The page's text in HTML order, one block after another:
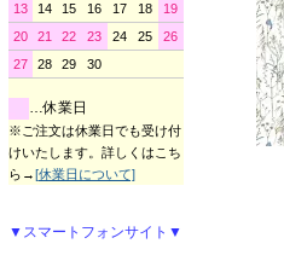
13
14 15 16 17 18
19
20
21 22 23 24 25
26
27
28 29 30
…休業日
※ご注文は休業日でも受け付
けいたします。詳しくはこち
ら→[休業日について]
▼スマートフォンサイト▼